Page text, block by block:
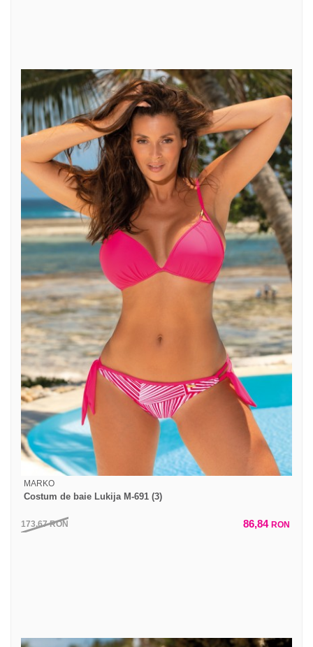
MARKO
Costum de baie Lukija M-691 (3)
173,67RON 86,84 RON